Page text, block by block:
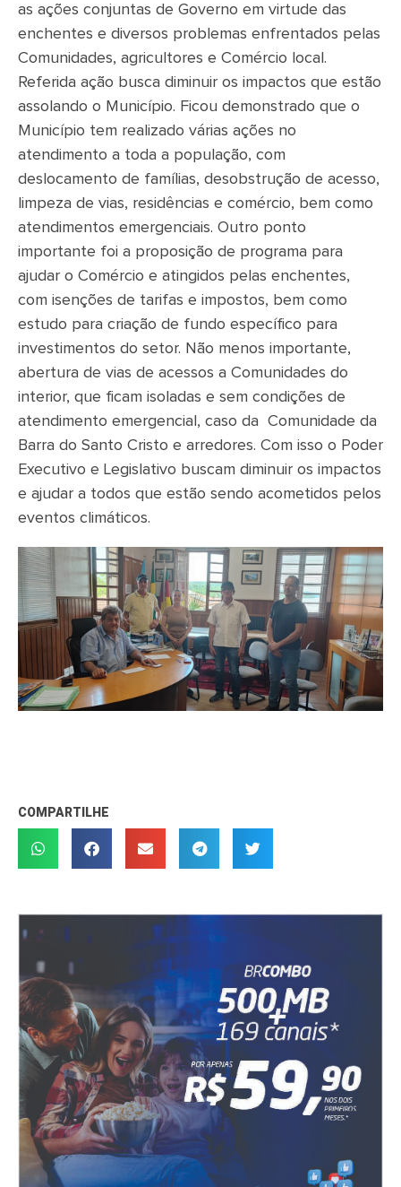
as ações conjuntas de Governo em virtude das
enchentes e diversos problemas enfrentados pelas
Comunidades, agricultores e Comércio local.
Referida ação busca diminuir os impactos que estão
assolando o Município. Ficou demonstrado que o
Município tem realizado várias ações no
atendimento a toda a população, com
deslocamento de famílias, desobstrução de acesso,
limpeza de vias, residências e comércio, bem como
atendimentos emergenciais. Outro ponto
importante foi a proposição de programa para
ajudar o Comércio e atingidos pelas enchentes,
com isenções de tarifas e impostos, bem como
estudo para criação de fundo específico para
investimentos do setor. Não menos importante,
abertura de vias de acessos a Comunidades do
interior, que ficam isoladas e sem condições de
atendimento emergencial, caso da Comunidade da
Barra do Santo Cristo e arredores. Com isso o Poder
Executivo e Legislativo buscam diminuir os impactos
e ajudar a todos que estão sendo acometidos pelos
eventos climáticos.
COMPARTILHE